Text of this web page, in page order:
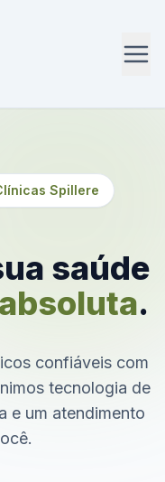
Spillere
saúde
.
confiáveis com
tecnologia de
e um atendimento